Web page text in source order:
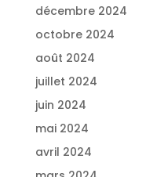
décembre 2024
octobre 2024
août 2024
juillet 2024
juin 2024
mai 2024
avril 2024